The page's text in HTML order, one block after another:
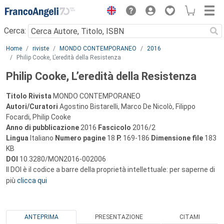
Menu
Cerca:
Main content
Home riviste MONDO CONTEMPORANEO
2016
Philip Cooke, L’eredità della Resistenza
Philip Cooke, L’eredità della Resistenza
Titolo Rivista MONDO CONTEMPORANEO
Autori/Curatori Agostino Bistarelli, Marco De Nicolò, Filippo
Focardi, Philip Cooke
Anno di pubblicazione 2016 Fascicolo 2016/2
Lingua Italiano Numero pagine 18 P. 169-186 Dimensione file 183
KB
DOI 10.3280/MON2016-002006
Il DOI è il codice a barre della proprietà intellettuale: per saperne di
più clicca qui
ANTEPRIMA PRESENTAZIONE CITAMI